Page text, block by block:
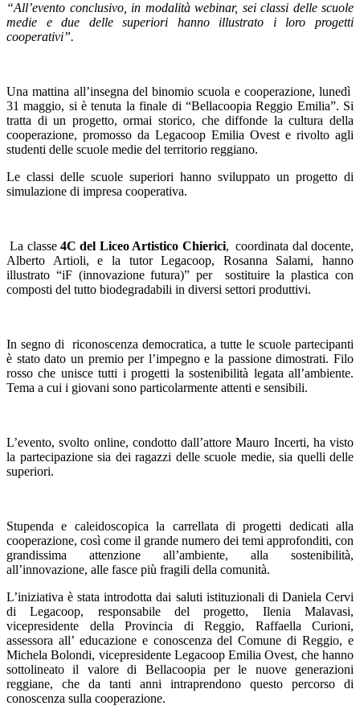
“All’evento conclusivo, in modalità webinar, sei classi delle scuole
medie e due delle superiori hanno illustrato i loro progetti
cooperativi”.
Una mattina all’insegna del binomio scuola e cooperazione, lunedì
31 maggio, si è tenuta la finale di “Bellacoopia Reggio Emilia”. Si
tratta di un progetto, ormai storico, che diffonde la cultura della
cooperazione, promosso da Legacoop Emilia Ovest e rivolto agli
studenti delle scuole medie del territorio reggiano.
Le classi delle scuole superiori hanno sviluppato un progetto di
simulazione di impresa cooperativa.
La classe4C del Liceo Artistico Chierici, coordinata dal docente,
Alberto Artioli, e la tutor Legacoop, Rosanna Salami, hanno
illustrato “iF (innovazione futura)” per sostituire la plastica con
composti del tutto biodegradabili in diversi settori produttivi.
In segno di riconoscenza democratica, a tutte le scuole partecipanti
è stato dato un premio per l’impegno e la passione dimostrati. Filo
rosso che unisce tutti i progetti la sostenibilità legata all’ambiente.
Tema a cui i giovani sono particolarmente attenti e sensibili.
L’evento, svolto online, condotto dall’attore Mauro Incerti, ha visto
la partecipazione sia dei ragazzi delle scuole medie, sia quelli delle
superiori.
Stupenda e caleidoscopica la carrellata di progetti dedicati alla
cooperazione, così come il grande numero dei temi approfonditi, con
grandissima attenzione all’ambiente, alla sostenibilità,
all’innovazione, alle fasce più fragili della comunità.
L’iniziativa è stata introdotta dai saluti istituzionali di Daniela Cervi
di Legacoop, responsabile del progetto, Ilenia Malavasi,
vicepresidente della Provincia di Reggio, Raffaella Curioni,
assessora all’ educazione e conoscenza del Comune di Reggio, e
Michela Bolondi, vicepresidente Legacoop Emilia Ovest, che hanno
sottolineato il valore di Bellacoopia per le nuove generazioni
reggiane, che da tanti anni intraprendono questo percorso di
conoscenza sulla cooperazione.